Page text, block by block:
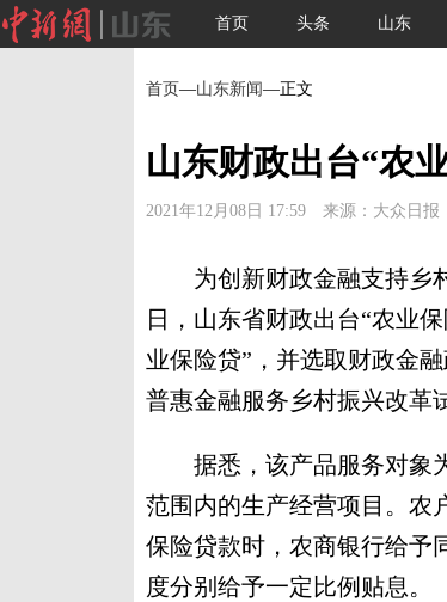
首页 头条 山东
首页—山东新闻—正文
山东财政出台“农
2021年12月08日 17:59 来源：大众日报
为创新财政金融支持乡村
日，山东省财政出台“农业
业保险贷”，并选取财政金
普惠金融服务乡村振兴改革
据悉，该产品服务对象为
范围内的生产经营项目。农
保险贷款时，农商银行给予
度分别给予一定比例贴息。